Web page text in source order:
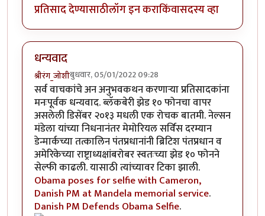
प्रतिसाद देण्यासाठीलॉग इन कराकिंवासदस्य व्हा
धन्यवाद
श्रीरंग_जोशीबुधवार, 05/01/2022 09:28
सर्व वाचकांचे अन अनुभवकथन करणार्‍या प्रतिसादकांना
मनःपूर्वक धन्यवाद. ब्लॅकबेरी झेड १० फोनचा वापर
असलेली डिसेंबर २०१३ मधली एक रोचक बातमी. नेल्सन
मंडेला यांच्या निधनानंतर मेमोरियल सर्विस दरम्यान
डेन्मार्कच्या तत्कालिन पंतप्रधानांनी ब्रिटिश पंतप्रधान व
अमेरिकेच्या राष्ट्राध्यक्षांबरोबर स्वतःच्या झेड १० फोनने
सेल्फी काढली. यासाठी त्यांच्यावर टिका झाली.
Obama poses for selfie with Cameron,
Danish PM at Mandela memorial service.
Danish PM Defends Obama Selfie.